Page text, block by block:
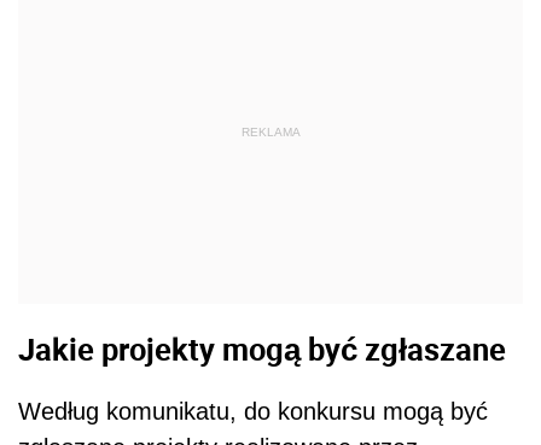
REKLAMA
Jakie projekty mogą być zgłaszane
Według komunikatu, do konkursu mogą być